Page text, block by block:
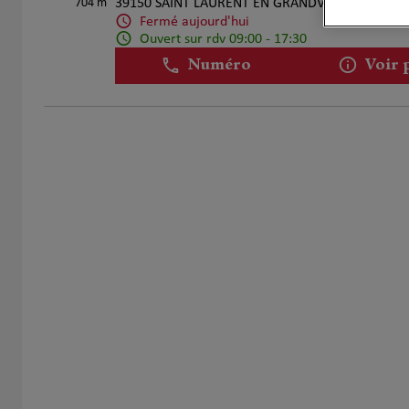
704 m
39150 SAINT LAURENT EN GRANDVAUX
Fermé aujourd'hui
Ouvert sur rdv 09:00 - 17:30
Numéro Voir